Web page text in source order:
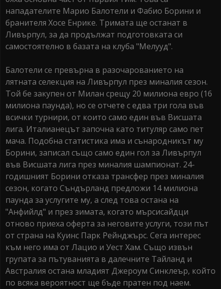
нападателите Марио Балотели и Фабио Борини и
бранителя Хосе Енрике. Тримата ще останат в
Ливърпул, за да продължат подготовката си
самостоятелно в базата на клуба "Мелууд".
Балотели се превърна в разочарованието на
лятната селекция на Ливърпул през миналия сезон.
Той бе закупен от Милан срещу 20 милиона евро (16
милиона паунда), но се отчете с едва три гола във
всички турнири, от които само един във Висшата
лига. Италианецът започна като титуляр само пет
мача. Подобна статистика има и сънародникът му
Борини, записал също само един гол за Ливърпул
във Висшата лига през миналия шампионат. 24-
годишният Борини отказа трансфер през миналия
сезон, когато Съндърланд предложи 14 милиона
паунда за услугите му, а след това остана на
"Анфийлд" и през зимата, когато мърсисайдци
отново приеха оферта за неговите услуги, този път
от страна на Куинс Парк Рейнджърс. Сега интерес
към него има от Лацио и Уест Хам. Също извън
групата за пътуванията в далечните Тайланд и
Австралия остана младият Джероум Синклеър, който
по всяка вероятност ще бъде пратен под наем.